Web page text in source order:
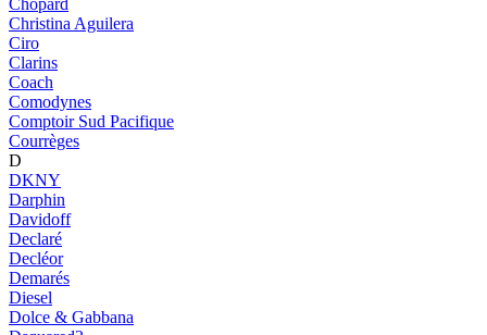
Chopard
Christina Aguilera
Ciro
Clarins
Coach
Comodynes
Comptoir Sud Pacifique
Courrèges
D
DKNY
Darphin
Davidoff
Declaré
Decléor
Demarés
Diesel
Dolce & Gabbana